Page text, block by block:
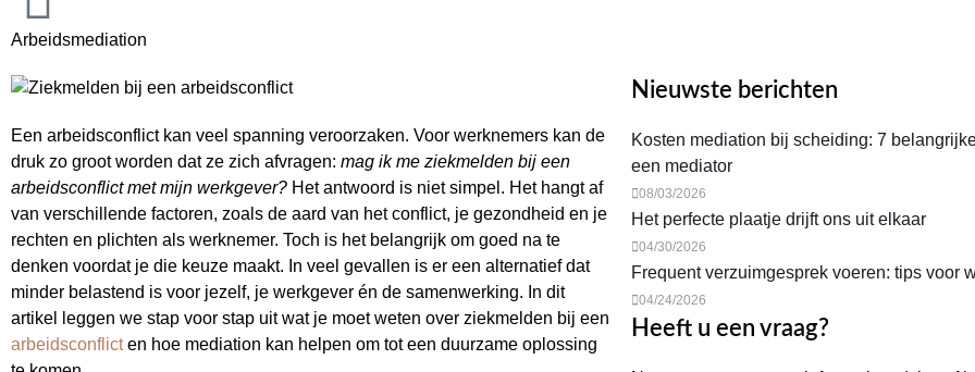
Arbeidsmediation
Een arbeidsconflict kan veel spanning veroorzaken. Voor werknemers kan de
druk zo groot worden dat ze zich afvragen: mag ik me ziekmelden bij een
arbeidsconflict met mijn werkgever? Het antwoord is niet simpel. Het hangt af
van verschillende factoren, zoals de aard van het conflict, je gezondheid en je
rechten en plichten als werknemer. Toch is het belangrijk om goed na te
denken voordat je die keuze maakt. In veel gevallen is er een alternatief dat
minder belastend is voor jezelf, je werkgever én de samenwerking. In dit
artikel leggen we stap voor stap uit wat je moet weten over ziekmelden bij een
arbeidsconflicten hoe mediation kan helpen om tot een duurzame oplossing
Nieuwste berichten
Kosten mediation bij scheiding: 7
een mediator
08/03/2026
Het perfecte plaatje drijft ons uit elkaar
04/30/2026
Frequent verzuimgesprek voeren: tips voor
04/24/2026
Heeft u een vraag?